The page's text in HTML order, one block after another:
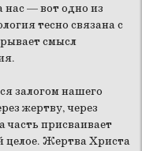
нас — вот одно из
тесно связана с
смысл
залогом нашего
жертву, через
часть присваивает
целое. Жертва Христа